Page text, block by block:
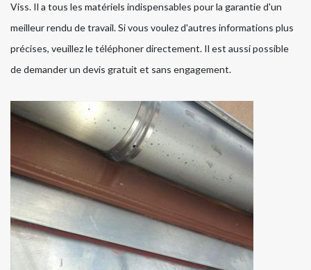
Viss. Il a tous les matériels indispensables pour la garantie d'un
meilleur rendu de travail. Si vous voulez d'autres informations plus
précises, veuillez le téléphoner directement. Il est aussi possible
de demander un devis gratuit et sans engagement.